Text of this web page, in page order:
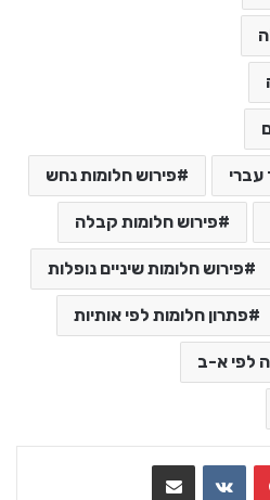
עברי פירוש חלומות נחש
פירוש חלומות קבלה
פירוש חלומות שיניים נופלות
פתרון חלומות לפי אותיות
לפי א-ב
VKontakte